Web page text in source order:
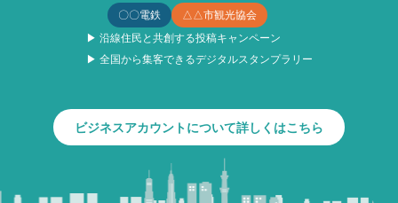
〇〇電鉄
△△市観光協会
▶ 沿線住民と共創する投稿キャンペーン
▶ 全国から集客できるデジタルスタンプラリー
ビジネスアカウントについて詳しくはこちら